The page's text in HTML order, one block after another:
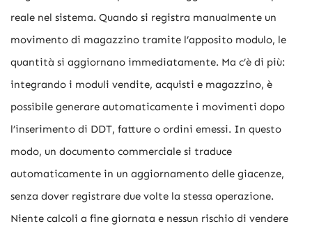
reale nel sistema. Quando si registra manualmente un
movimento di magazzino tramite l’apposito modulo, le
quantità si aggiornano immediatamente. Ma c’è di più:
integrando i moduli vendite, acquisti e magazzino, è
possibile generare automaticamente i movimenti dopo
l’inserimento di DDT, fatture o ordini emessi. In questo
modo, un documento commerciale si traduce
automaticamente in un aggiornamento delle giacenze,
senza dover registrare due volte la stessa operazione.
Niente calcoli a fine giornata e nessun rischio di vendere